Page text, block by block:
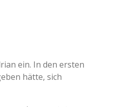
ein. In den ersten
hätte, sich